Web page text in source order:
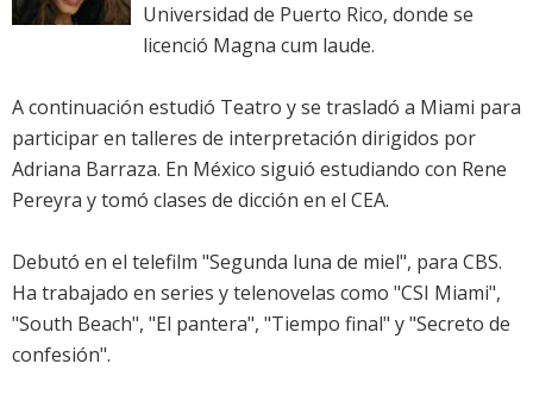
Universidad de Puerto Rico, donde se
licenció Magna cum laude.
A continuación estudió Teatro y se trasladó a Miami para
participar en talleres de interpretación dirigidos por
Adriana Barraza. En México siguió estudiando con Rene
Pereyra y tomó clases de dicción en el CEA.
Debutó en el telefilm "Segunda luna de miel", para CBS.
Ha trabajado en series y telenovelas como "CSI Miami",
"South Beach", "El pantera", "Tiempo final" y "Secreto de
confesión".